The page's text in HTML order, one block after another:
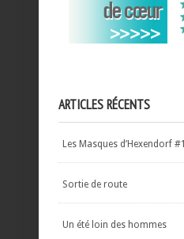
ARTICLES RÉCENTS
Les Masques d’Hexendorf #1
Sortie de route
Un été loin des hommes